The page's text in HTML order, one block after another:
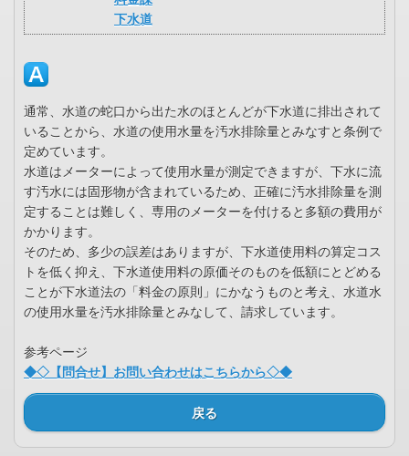
下水道
通常、水道の蛇口から出た水のほとんどが下水道に排出されて
いることから、水道の使用水量を汚水排除量とみなすと条例で
定めています。
水道はメーターによって使用水量が測定できますが、下水に流
す汚水には固形物が含まれているため、正確に汚水排除量を測
定することは難しく、専用のメーターを付けると多額の費用が
かかります。
そのため、多少の誤差はありますが、下水道使用料の算定コス
トを低く抑え、下水道使用料の原価そのものを低額にとどめる
ことが下水道法の「料金の原則」にかなうものと考え、水道水
の使用水量を汚水排除量とみなして、請求しています。
参考ページ
◆◇【問合せ】お問い合わせはこちらから◇◆
戻る